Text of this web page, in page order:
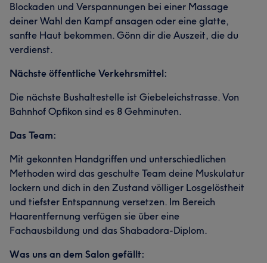
Blockaden und Verspannungen bei einer Massage
deiner Wahl den Kampf ansagen oder eine glatte,
sanfte Haut bekommen. Gönn dir die Auszeit, die du
verdienst.
Nächste öffentliche Verkehrsmittel:
Die nächste Bushaltestelle ist Giebeleichstrasse. Von
Bahnhof Opfikon sind es 8 Gehminuten.
Das Team:
Mit gekonnten Handgriffen und unterschiedlichen
Methoden wird das geschulte Team deine Muskulatur
lockern und dich in den Zustand völliger Losgelöstheit
und tiefster Entspannung versetzen. Im Bereich
Haarentfernung verfügen sie über eine
Fachausbildung und das Shabadora-Diplom.
Was uns an dem Salon gefällt: